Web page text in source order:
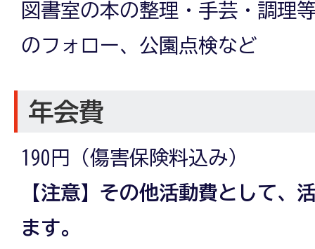
図書室の本の整理・手芸・調理
のフォロー、公園点検など
年会費
190円（傷害保険料込み）
【注意】その他活動費として、
ます。